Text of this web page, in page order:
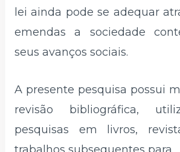
lei ainda pode se adequar
emendas a sociedade
seus avanços sociais.
A presente pesquisa possui
revisão bibliográfica,
pesquisas em livros,